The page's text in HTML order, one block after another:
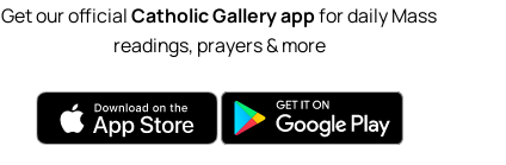
Get our officialCatholic Gallery appfor daily Mass
readings, prayers & more